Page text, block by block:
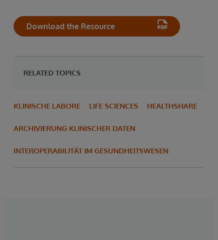
Download the Resource
RELATED TOPICS
KLINISCHE LABORE LIFE SCIENCES HEALTHSHARE
ARCHIVIERUNG KLINISCHER DATEN
INTEROPERABILITÄT IM GESUNDHEITSWESEN